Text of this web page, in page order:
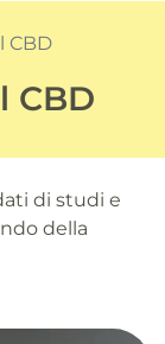
CBD
CBD
di studi e
della